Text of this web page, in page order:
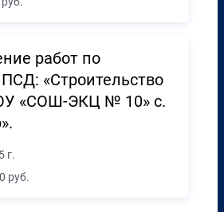
работ по
«Строительство
«СОШ-ЭКЦ № 10» с.
г.
руб.